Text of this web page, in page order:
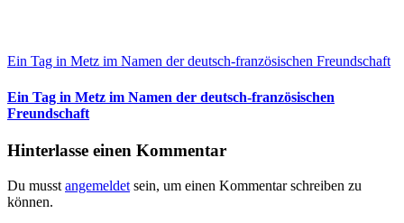
Ein Tag in Metz im Namen der deutsch-französischen Freundschaft
Ein Tag in Metz im Namen der deutsch-französischen
Freundschaft
Hinterlasse einen Kommentar
Du musst angemeldet sein, um einen Kommentar schreiben zu
können.